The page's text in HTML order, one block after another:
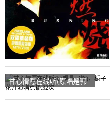
甘心情愿在线听(原唱是郭
峰)，栀子花开演唱点播:32